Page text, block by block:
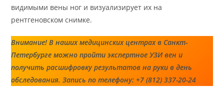
видимыми вены ног и визуализирует их на
рентгеновском снимке.
Внимание! В наших медицинских центрах в Санкт-
Петербурге можно пройти экспертное УЗИ вен и
получить расшифровку результатов на руки в день
обследования. Запись по телефону: +7 (812) 337-20-24